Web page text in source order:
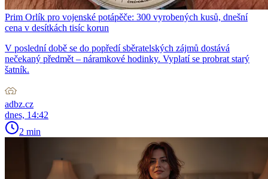
Prim Orlík pro vojenské potápěče: 300 vyrobených kusů, dnešní
cena v desítkách tisíc korun
V poslední době se do popředí sběratelských zájmů dostává
nečekaný předmět – náramkové hodinky. Vyplatí se probrat starý
šatník.
adbz.cz
dnes, 14:42
2 min